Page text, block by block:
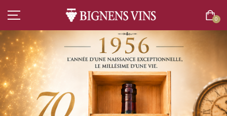
0
ACCUEIL
TOUT L’ASSORTIMENT